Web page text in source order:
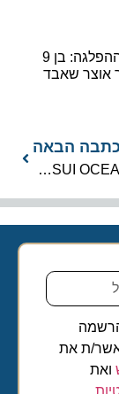
הגיבור הצעיר של ההפלגה: בן 9
שאבד
הבאה
MITSUI OCEAN CRUISES מודיעה על פרישתה של Nippon Maru האיקונית
ת את